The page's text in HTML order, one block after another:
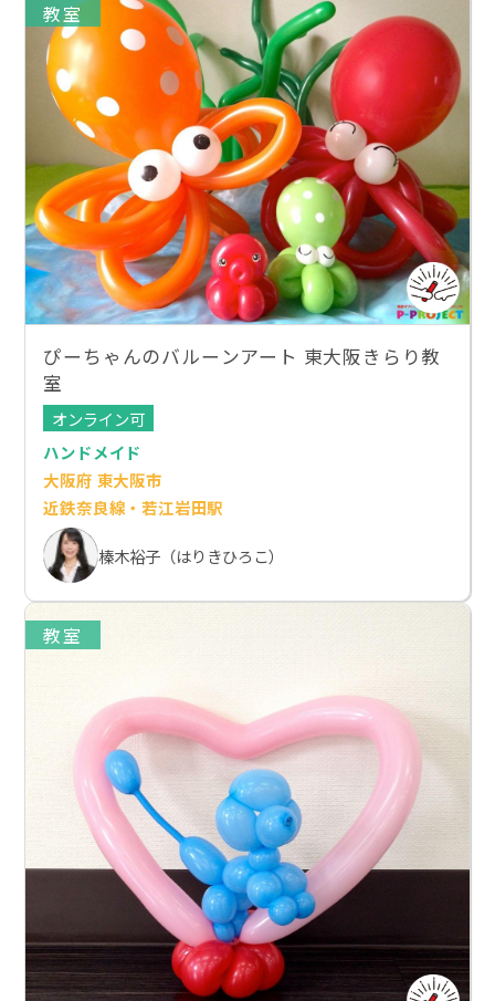
教室
ぴーちゃんのバルーンアート 東大阪きらり教
室
オンライン可
ハンドメイド
大阪府 東大阪市
近鉄奈良線・若江岩田駅
榛木裕子（はりきひろこ）
教室